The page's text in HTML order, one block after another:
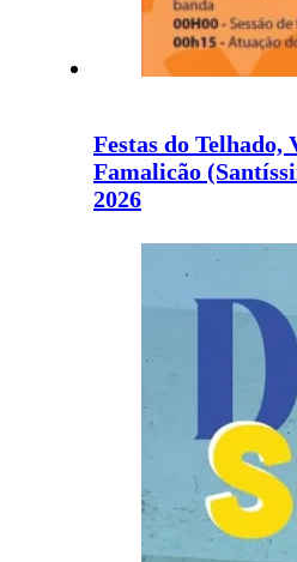
Festas do Telhado,
Famalicão
2026